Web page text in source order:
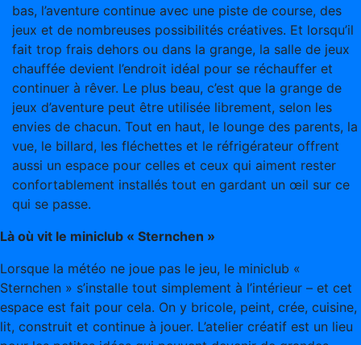
bas, l’aventure continue avec une piste de course, des
jeux et de nombreuses possibilités créatives. Et lorsqu’il
fait trop frais dehors ou dans la grange, la salle de jeux
chauffée devient l’endroit idéal pour se réchauffer et
continuer à rêver. Le plus beau, c’est que la grange de
jeux d’aventure peut être utilisée librement, selon les
envies de chacun. Tout en haut, le lounge des parents, la
vue, le billard, les fléchettes et le réfrigérateur offrent
aussi un espace pour celles et ceux qui aiment rester
confortablement installés tout en gardant un œil sur ce
qui se passe.
Là où vit le miniclub « Sternchen »
Lorsque la météo ne joue pas le jeu, le miniclub «
Sternchen » s’installe tout simplement à l’intérieur – et cet
espace est fait pour cela. On y bricole, peint, crée, cuisine,
lit, construit et continue à jouer. L’atelier créatif est un lieu